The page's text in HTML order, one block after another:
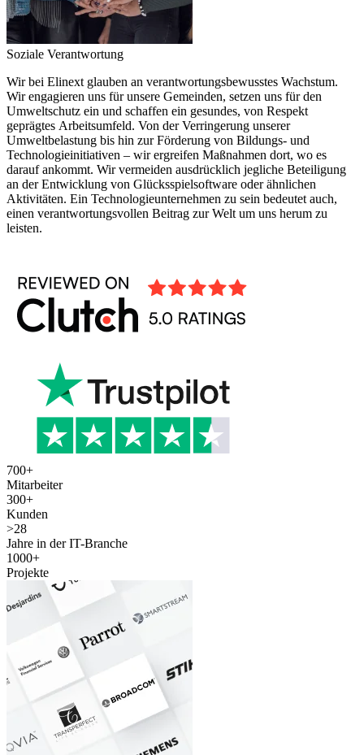
Soziale Verantwortung
Wir bei Elinext glauben an verantwortungsbewusstes Wachstum.
Wir engagieren uns für unsere Gemeinden, setzen uns für den
Umweltschutz ein und schaffen ein gesundes, von Respekt
geprägtes Arbeitsumfeld. Von der Verringerung unserer
Umweltbelastung bis hin zur Förderung von Bildungs- und
Technologieinitiativen – wir ergreifen Maßnahmen dort, wo es
darauf ankommt. Wir vermeiden ausdrücklich jegliche Beteiligung
an der Entwicklung von Glücksspielsoftware oder ähnlichen
Aktivitäten. Ein Technologieunternehmen zu sein bedeutet auch,
einen verantwortungsvollen Beitrag zur Welt um uns herum zu
leisten.
700+
Mitarbeiter
300+
Kunden
>28
Jahre in der IT-Branche
1000+
Projekte